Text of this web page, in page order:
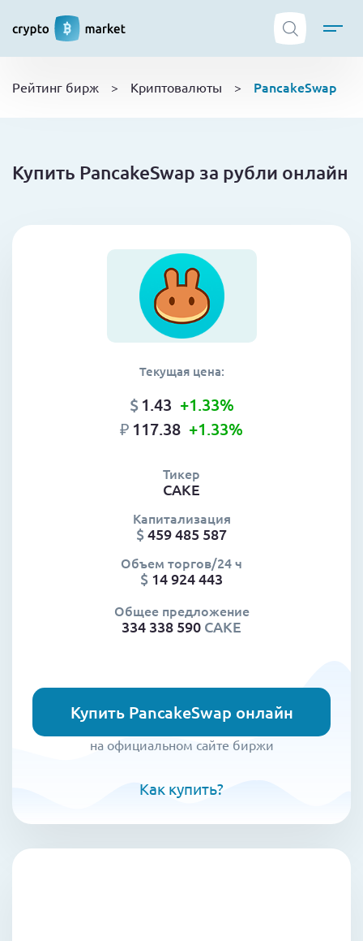
ТОП криптобирж
Криптовалюты
Кошельки
Новости
Рейтинг бирж > Криптовалюты > PancakeSwap
Купить PancakeSwap за рубли онлайн
Текущая цена:
$ 1.43 +1.33%
₽ 117.38 +1.33%
Тикер
CAKE
Капитализация
$459 485 587
Объем торгов/24 ч
$ 14 924 443
Общее предложение
334 338 590 CAKE
Купить PancakeSwap онлайн
на официальном сайте биржи
Как купить?